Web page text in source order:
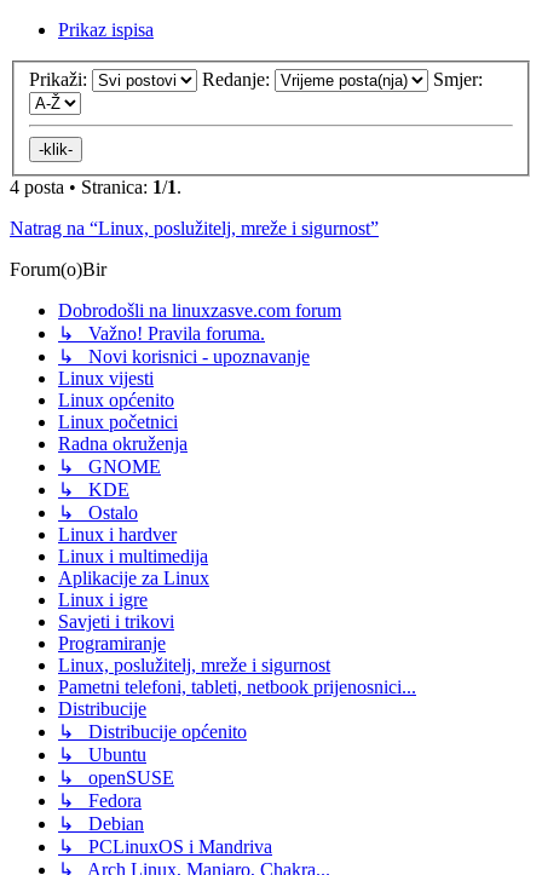
Prikaz ispisa
Prikaži: Redanje: Smjer:
4 posta • Stranica: 1/1.
Natrag na “Linux, poslužitelj, mreže i sigurnost”
Forum(o)Bir
Dobrodošli na linuxzasve.com forum
↳ Važno! Pravila foruma.
↳ Novi korisnici - upoznavanje
Linux vijesti
Linux općenito
Linux početnici
Radna okruženja
↳ GNOME
↳ KDE
↳ Ostalo
Linux i hardver
Linux i multimedija
Aplikacije za Linux
Linux i igre
Savjeti i trikovi
Programiranje
Linux, poslužitelj, mreže i sigurnost
Pametni telefoni, tableti, netbook prijenosnici...
Distribucije
↳ Distribucije općenito
↳ Ubuntu
↳ openSUSE
↳ Fedora
↳ Debian
↳ PCLinuxOS i Mandriva
↳ Arch Linux, Manjaro, Chakra...